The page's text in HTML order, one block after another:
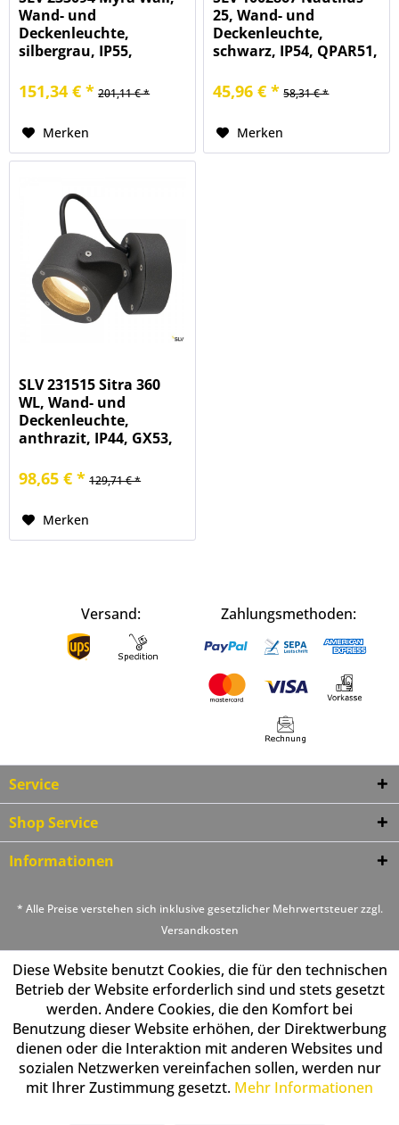
Wand- und
Deckenleuchte,
silbergrau, IP55,
max.2x50W
151,34 € * 201,11 € *
Merken
25, Wand- und
Deckenleuchte,
schwarz, IP54, QPAR51,
45,96 € * 58,31 € *
Merken
SLV 231515 Sitra 360
WL, Wand- und
Deckenleuchte,
anthrazit, IP44, GX53,
98,65 € * 129,71 € *
Merken
Versand: Zahlungsmethoden:
Service
Shop Service
Informationen
* Alle Preise verstehen sich inklusive gesetzlicher Mehrwertsteuer zzgl.
Versandkosten
Diese Website benutzt Cookies, die für den technischen
Betrieb der Website erforderlich sind und stets gesetzt
werden. Andere Cookies, die den Komfort bei
Benutzung dieser Website erhöhen, der Direktwerbung
dienen oder die Interaktion mit anderen Websites und
sozialen Netzwerken vereinfachen sollen, werden nur
mit Ihrer Zustimmung gesetzt. Mehr Informationen